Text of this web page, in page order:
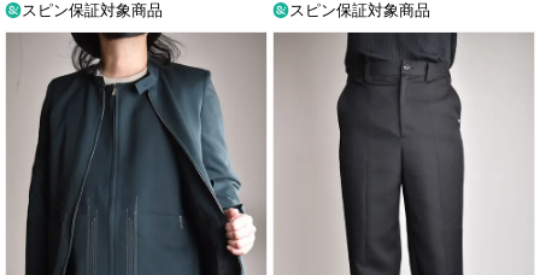
スピン保証対象商品 スピン保証対象商品